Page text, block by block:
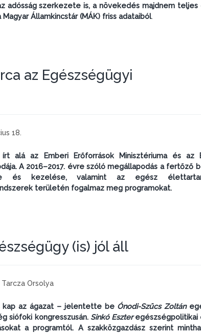
adósság szerkezete is, a növekedés majdnem
Államkincstár (MÁK) friss adataiból.
az Egészségügyi
18.
alá az Emberi Erőforrások Minisztériuma és az
A 2016–2017. évre szóló megállapodás a fertőző
és kezelése, valamint az egész
területén fogalmaz meg programokat.
(is) jól áll
Orsolya
kap az ágazat – jelentette be Ónodi-Szűcs Zoltán
siófoki kongresszusán. Sinkó Eszteregészségpolitikai
a programtól. A szakközgazdász szerint